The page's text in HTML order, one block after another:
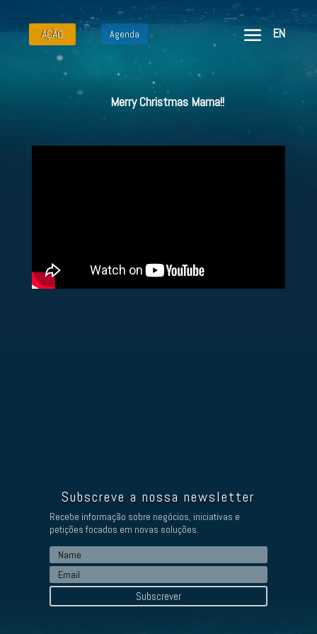
AÇÃO Agenda EN
Merry Christmas Mama!!
Subscreve a nossa newsletter
Recebe informação sobre negócios, iniciativas e
petições focados em novas soluções.
Subscrever